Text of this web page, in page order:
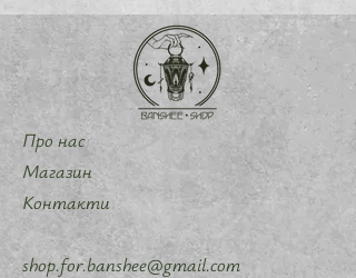
Про нас
Магазин
Контакти
shop.for.banshee@gmail.com